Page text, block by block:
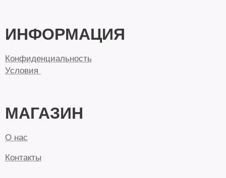
ИНФОРМАЦИЯ
Конфиденциальность
Условия
МАГАЗИН
О нас
Контакты